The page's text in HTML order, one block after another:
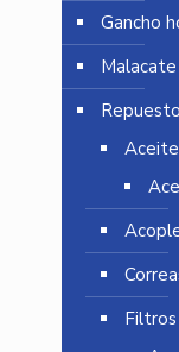
Gancho
Malacate
Filtros